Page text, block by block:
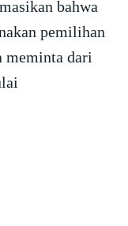
bahwa
pemilihan
meminta dari